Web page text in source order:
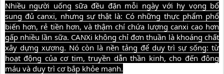
Nhiều người uống sữa đều đặn mỗi ngày với hy vọng bổ
sung đủ canxi, nhưng sự thật là: Có những thực phẩm phổ
biến hơn, rẻ tiền hơn, và thậm chí chứa lượng canxi cao hơn
gấp nhiều lần sữa. CANXi không chỉ đơn thuần là khoáng chất
xây dựng xương. Nó còn là nền tảng để duy trì sự sống: từ
hoạt động của cơ tim, truyền dẫn thần kinh, cho đến đông
máu và duy trì cơ bắp khỏe mạnh.